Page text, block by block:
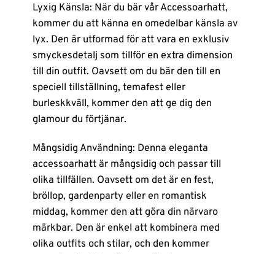
Lyxig Känsla: När du bär vår Accessoarhatt,
kommer du att känna en omedelbar känsla av
lyx. Den är utformad för att vara en exklusiv
smyckesdetalj som tillför en extra dimension
till din outfit. Oavsett om du bär den till en
speciell tillställning, temafest eller
burleskkväll, kommer den att ge dig den
glamour du förtjänar.
Mångsidig Användning: Denna eleganta
accessoarhatt är mångsidig och passar till
olika tillfällen. Oavsett om det är en fest,
bröllop, gardenparty eller en romantisk
middag, kommer den att göra din närvaro
märkbar. Den är enkel att kombinera med
olika outfits och stilar, och den kommer